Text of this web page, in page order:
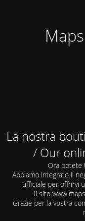
La nostra
/ Our
Ora potete
Abbiamo integrato il
ufficiale per offrirvi
Il sito
Grazie per la vostra